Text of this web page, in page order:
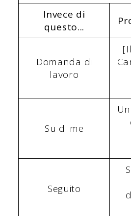
Invece di
questo...
Domanda di
lavoro
Su di me
Seguito